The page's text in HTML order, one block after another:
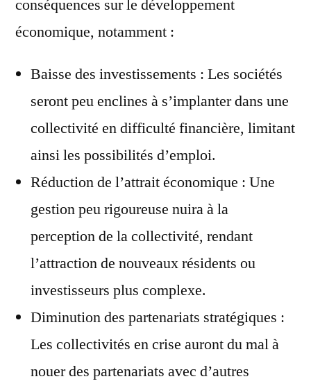
conséquences sur le développement
économique, notamment :
Baisse des investissements : Les sociétés
seront peu enclines à s’implanter dans une
collectivité en difficulté financière, limitant
ainsi les possibilités d’emploi.
Réduction de l’attrait économique : Une
gestion peu rigoureuse nuira à la
perception de la collectivité, rendant
l’attraction de nouveaux résidents ou
investisseurs plus complexe.
Diminution des partenariats stratégiques :
Les collectivités en crise auront du mal à
nouer des partenariats avec d’autres